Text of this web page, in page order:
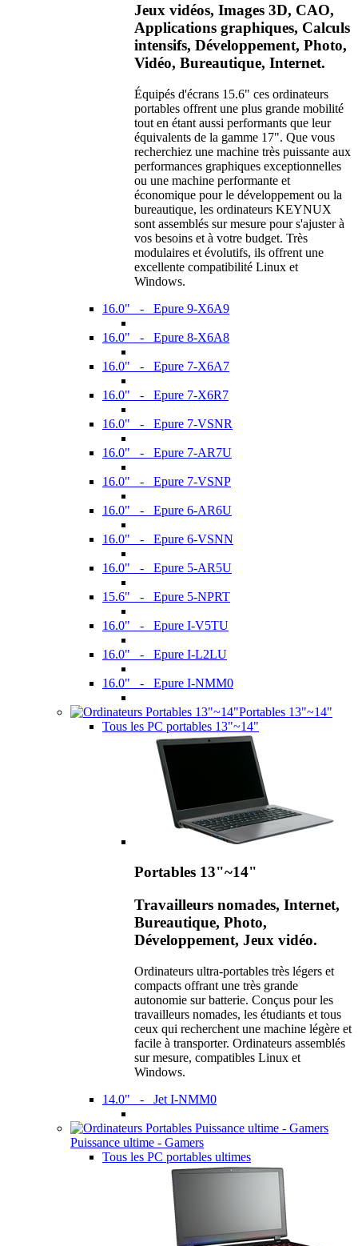
Jeux vidéos, Images 3D, CAO,
Applications graphiques, Calculs
intensifs, Développement, Photo,
Vidéo, Bureautique, Internet.
Équipés d'écrans 15.6" ces ordinateurs
portables offrent une plus grande mobilité
tout en étant aussi performants que leur
équivalents de la gamme 17". Que vous
recherchiez une machine très puissante aux
performances graphiques exceptionnelles
ou une machine performante et
économique pour le développement ou la
bureautique, les ordinateurs KEYNUX
sont assemblés sur mesure pour s'ajuster à
vos besoins et à votre budget. Très
modulaires et évolutifs, ils offrent une
excellente compatibilité Linux et
Windows.
16.0" - Epure 9-X6A9
16.0" - Epure 8-X6A8
16.0" - Epure 7-X6A7
16.0" - Epure 7-X6R7
16.0" - Epure 7-VSNR
16.0" - Epure 7-AR7U
16.0" - Epure 7-VSNP
16.0" - Epure 6-AR6U
16.0" - Epure 6-VSNN
16.0" - Epure 5-AR5U
15.6" - Epure 5-NPRT
16.0" - Epure I-V5TU
16.0" - Epure I-L2LU
16.0" - Epure I-NMM0
Portables 13"~14"
Tous les PC portables 13"~14"
Portables 13"~14"
Travailleurs nomades, Internet,
Bureautique, Photo,
Développement, Jeux vidéo.
Ordinateurs ultra-portables très légers et
compacts offrant une très grande
autonomie sur batterie. Conçus pour les
travailleurs nomades, les étudiants et tous
ceux qui recherchent une machine légère et
facile à transporter. Ordinateurs assemblés
sur mesure, compatibles Linux et
Windows.
14.0" - Jet I-NMM0
Puissance ultime - Gamers
Tous les PC portables ultimes